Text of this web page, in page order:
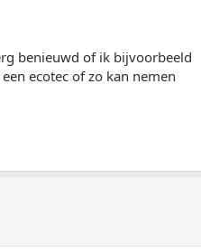
benieuwd of ik bijvoorbeeld
ecotec of zo kan nemen